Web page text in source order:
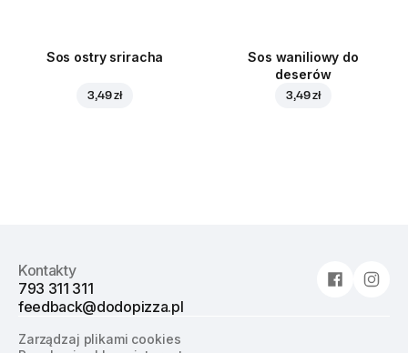
Sos ostry sriracha
3,49 zł
Sos waniliowy do
deserów
3,49 zł
Kontakty
793 311 311
feedback@dodopizza.pl
Zarządzaj plikami cookies